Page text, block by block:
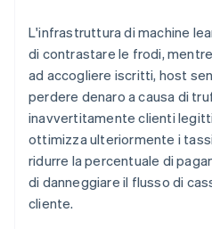
L'infrastruttura di machine
di contrastare le frodi,
ad accogliere iscritti, host
perdere denaro a causa di
inavvertitamente clienti
ottimizza ulteriormente i
ridurre la percentuale di
di danneggiare il flusso di
cliente.